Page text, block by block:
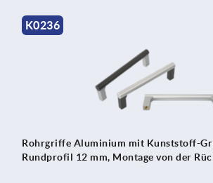
K0236
Rohrgriffe Aluminium mit Kunststoff-
Rundprofil 12 mm, Montage von der